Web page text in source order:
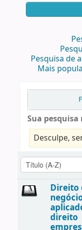
Pesquisa de
Mais
Sua
Desculpe,
Direito
direito